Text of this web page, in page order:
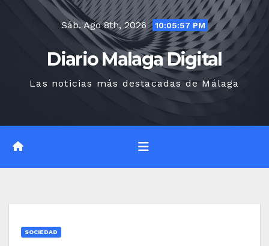
Sáb. Ago 8th, 2026 10:05:58 PM
Diario Malaga Digital
Las noticias más destacadas de Málaga
SOCIEDAD